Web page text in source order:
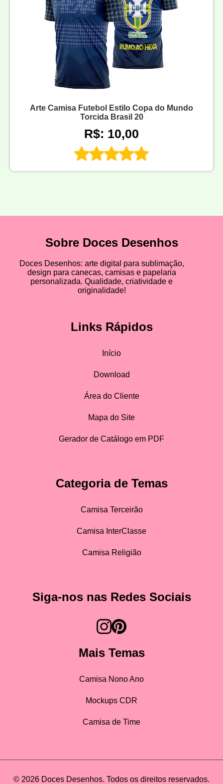
Arte Camisa Futebol Estilo Copa do Mundo
Torcida Brasil 20
R$: 10,00
Sobre Doces Desenhos
Doces Desenhos: arte digital para sublimação,
design para canecas, camisas e papelaria
personalizada. Qualidade, criatividade e
originalidade!
Links Rápidos
Início
Download
Área do Cliente
Mapa do Site
Gerador de Catálogo em PDF
Categoria de Temas
Camisa Terceirão
Camisa InterClasse
Camisa Religião
Siga-nos nas Redes Sociais
Mais Temas
Camisa Nono Ano
Mockups CDR
Camisa de Time
© 2026 Doces Desenhos. Todos os direitos reservados.